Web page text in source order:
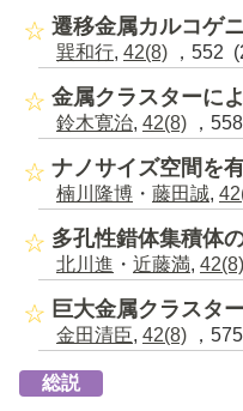
遷移金属カルコゲ
巽和行, 42(8) ，552
金属クラスターに
鈴木寛治, 42(8) ，
ナノサイズ空間を
楠川隆博 ・ 藤田誠,
多孔性錯体集積体
北川進 ・ 近藤満, 42(8)
巨大金属クラスタ
金田清臣, 42(8) ，
総説